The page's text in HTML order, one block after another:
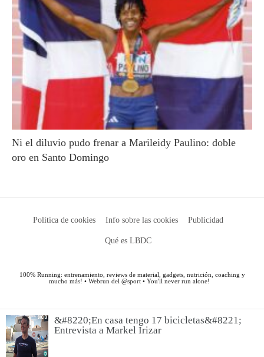
&#8220;En casa tengo 17 bicicletas&#8221;
Entrevista a Markel Irizar